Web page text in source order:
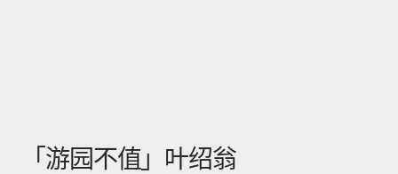
「游园不值」叶绍翁